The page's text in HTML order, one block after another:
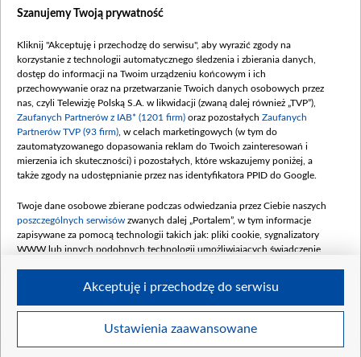
Dostępność
Procedura zgłoszeń wewnętrznych
© 2026 Telewizja Polska S. A. w likwidacji
Szanujemy Twoją prywatność
Kliknij "Akceptuję i przechodzę do serwisu", aby wyrazić zgody na
korzystanie z technologii automatycznego śledzenia i zbierania danych,
dostęp do informacji na Twoim urządzeniu końcowym i ich
przechowywanie oraz na przetwarzanie Twoich danych osobowych przez
nas, czyli Telewizję Polską S.A. w likwidacji (zwaną dalej również „TVP”),
Zaufanych Partnerów z IAB* (1201 firm) oraz pozostałych Zaufanych
Partnerów TVP (93 firm) , w celach marketingowych (w tym do
zautomatyzowanego dopasowania reklam do Twoich zainteresowań i
mierzenia ich skuteczności) i pozostałych, które wskazujemy poniżej, a
także zgody na udostępnianie przez nas identyfikatora PPID do Google.
Twoje dane osobowe zbierane podczas odwiedzania przez Ciebie naszych
poszczególnych serwisów zwanych dalej „Portalem”, w tym informacje
zapisywane za pomocą technologii takich jak: pliki cookie, sygnalizatory
WWW lub innych podobnych technologii umożliwiających świadczenie
Twoje dane osobowe zbierane podczas odwiedzania przez Ciebie
Ustawienia zaawansowane
Akceptuję i przechodzę do serwisu